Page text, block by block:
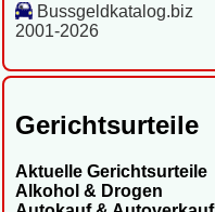
Bussgeldkatalog.biz
2001-2026
Gerichtsurteile
Aktuelle Gerichtsurteile
Alkohol & Drogen